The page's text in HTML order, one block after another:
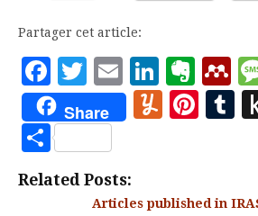
Partager cet article:
Facebook
Twitter
Email
Share
Partager
Related Posts:
Articles published in